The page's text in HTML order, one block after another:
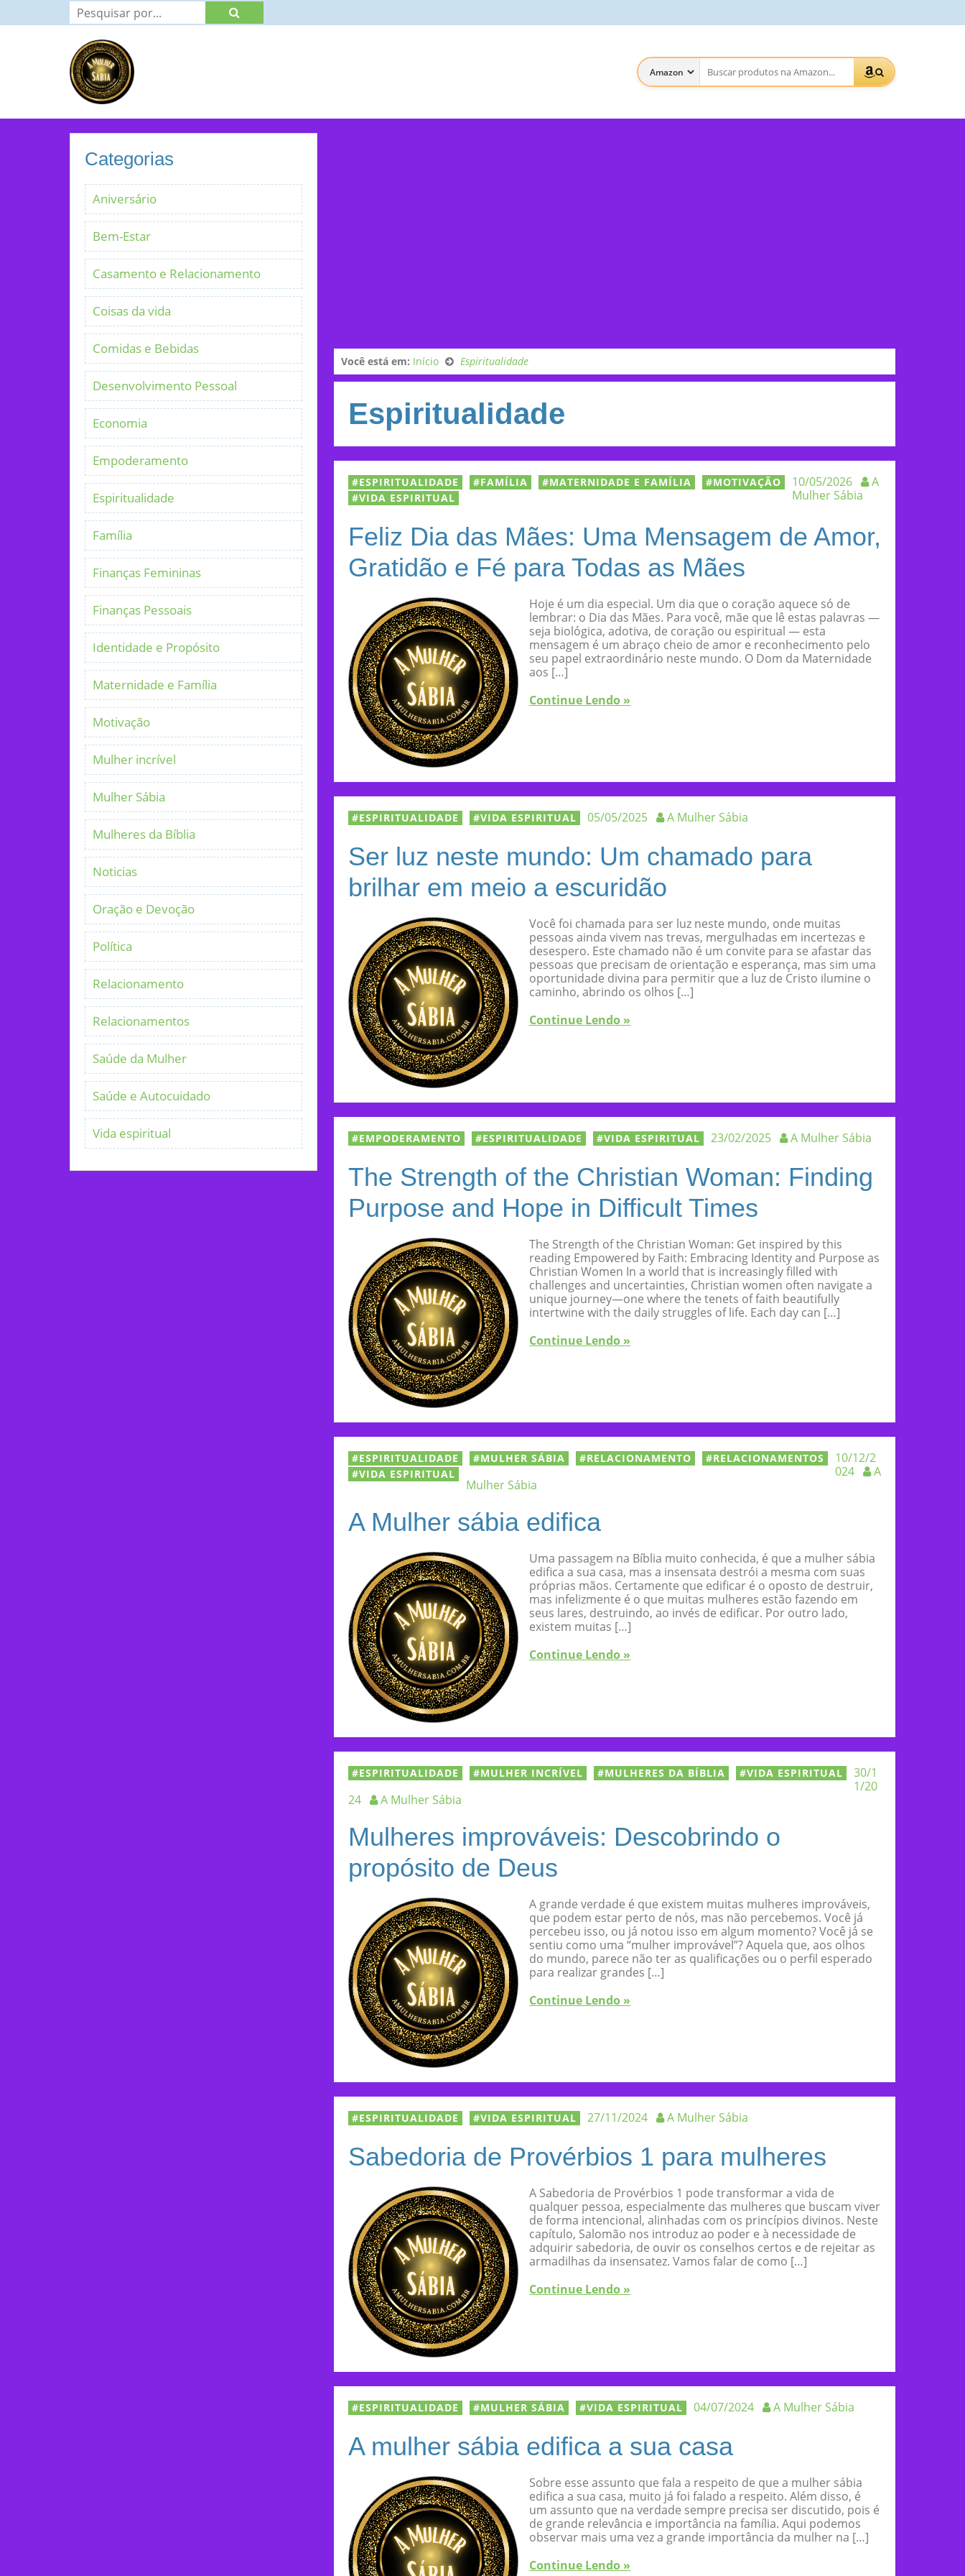
Você está em: Início Espiritualidade
Espiritualidade
ESPIRITUALIDADE FAMÍLIA MATERNIDADE E FAMÍLIA
MOTIVAÇÃO
VIDA ESPIRITUAL
10/05/2026
A
Mulher Sábia
Feliz Dia das Mães: Uma Mensagem de Amor,
Gratidão e Fé para Todas as Mães
Hoje é um dia especial. Um dia que o coração aquece só de
lembrar: o Dia das Mães. Para você, mãe que lê estas palavras —
seja biológica, adotiva, de coração ou espiritual — esta
mensagem é um abraço cheio de amor e reconhecimento pelo
seu papel extraordinário neste mundo. O Dom da Maternidade
aos […]
Continue Lendo »
ESPIRITUALIDADE VIDA ESPIRITUAL 05/05/2025 A Mulher Sábia
Ser luz neste mundo: Um chamado para
brilhar em meio a escuridão
Você foi chamada para ser luz neste mundo, onde muitas
pessoas ainda vivem nas trevas, mergulhadas em incertezas e
desespero. Este chamado não é um convite para se afastar das
pessoas que precisam de orientação e esperança, mas sim uma
oportunidade divina para permitir que a luz de Cristo ilumine o
caminho, abrindo os olhos […]
Continue Lendo »
EMPODERAMENTO ESPIRITUALIDADE VIDA ESPIRITUAL 23/02/2025 A Mulher Sábia
The Strength of the Christian Woman: Finding
Purpose and Hope in Difficult Times
The Strength of the Christian Woman: Get inspired by this
reading Empowered by Faith: Embracing Identity and Purpose as
Christian Women In a world that is increasingly filled with
challenges and uncertainties, Christian women often navigate a
unique journey—one where the tenets of faith beautifully
intertwine with the daily struggles of life. Each day can […]
Continue Lendo »
ESPIRITUALIDADE MULHER SÁBIA RELACIONAMENTO
RELACIONAMENTOS
VIDA ESPIRITUAL
10/12/2
024
A
Mulher Sábia
A Mulher sábia edifica
Uma passagem na Bíblia muito conhecida, é que a mulher sábia
edifica a sua casa, mas a insensata destrói a mesma com suas
próprias mãos. Certamente que edificar é o oposto de destruir,
mas infelizmente é o que muitas mulheres estão fazendo em
seus lares, destruindo, ao invés de edificar. Por outro lado,
existem muitas […]
Continue Lendo »
ESPIRITUALIDADE MULHER INCRÍVEL MULHERES DA BÍBLIA VIDA ESPIRITUAL
30/1
1/20
24
A Mulher Sábia
Mulheres improváveis: Descobrindo o
propósito de Deus
A grande verdade é que existem muitas mulheres improváveis,
que podem estar perto de nós, mas não percebemos. Você já
percebeu isso, ou já notou isso em algum momento? Você já se
sentiu como uma “mulher improvável”? Aquela que, aos olhos
do mundo, parece não ter as qualificações ou o perfil esperado
para realizar grandes […]
Continue Lendo »
ESPIRITUALIDADE VIDA ESPIRITUAL 27/11/2024 A Mulher Sábia
Sabedoria de Provérbios 1 para mulheres
A Sabedoria de Provérbios 1 pode transformar a vida de
qualquer pessoa, especialmente das mulheres que buscam viver
de forma intencional, alinhadas com os princípios divinos. Neste
capítulo, Salomão nos introduz ao poder e à necessidade de
adquirir sabedoria, de ouvir os conselhos certos e de rejeitar as
armadilhas da insensatez. Vamos falar de como […]
Continue Lendo »
ESPIRITUALIDADE MULHER SÁBIA VIDA ESPIRITUAL 04/07/2024 A Mulher Sábia
A mulher sábia edifica a sua casa
Sobre esse assunto que fala a respeito de que a mulher sábia
edifica a sua casa, muito já foi falado a respeito. Além disso, é
um assunto que na verdade sempre precisa ser discutido, pois é
de grande relevância e importância na família. Aqui podemos
observar mais uma vez a grande importância da mulher na […]
Continue Lendo »
Categorias
Aniversário
Bem-Estar
Casamento e Relacionamento
Coisas da vida
Comidas e Bebidas
Desenvolvimento Pessoal
Economia
Empoderamento
Espiritualidade
Família
Finanças Femininas
Finanças Pessoais
Identidade e Propósito
Maternidade e Família
Motivação
Mulher incrível
Mulher Sábia
Mulheres da Bíblia
Noticias
Oração e Devoção
Política
Relacionamento
Relacionamentos
Saúde da Mulher
Saúde e Autocuidado
Vida espiritual